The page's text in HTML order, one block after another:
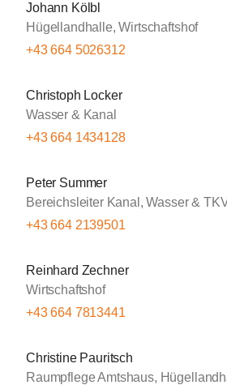
Johann Kölbl
Hügellandhalle, Wirtschaftshof
+43 664 5026312
Christoph Locker
Wasser & Kanal
+43 664 1434128
Peter Summer
+43 664 2139501
Reinhard Zechner
Wirtschaftshof
+43 664 7813441
Christine Pauritsch